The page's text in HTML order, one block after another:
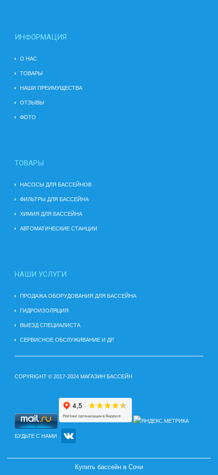
ИНФОРМАЦИЯ
О НАС
ТОВАРЫ
НАШИ ПРЕИМУЩЕСТВА
ОТЗЫВЫ
ФОТО
ТОВАРЫ
НАСОСЫ ДЛЯ БАССЕЙНОВ
ФИЛЬТРЫ ДЛЯ БАССЕЙНА
ХИМИЯ ДЛЯ БАССЕЙНА
АВТОМАТИЧЕСКИЕ СТАНЦИИ
НАШИ УСЛУГИ
ПРОДАЖА ОБОРУДОВАНИЯ ДЛЯ БАССЕЙНА
ГИДРОИЗОЛЯЦИЯ
ВЫЕЗД СПЕЦИАЛИСТА
СЕРВИСНОЕ ОБСЛУЖИВАНИЕ И ДР.
COPYRIGHT © 2017-2024 МАГАЗИН БАССЕЙН
БУДЬТЕ С НАМИ
Купить бассейн в Сочи